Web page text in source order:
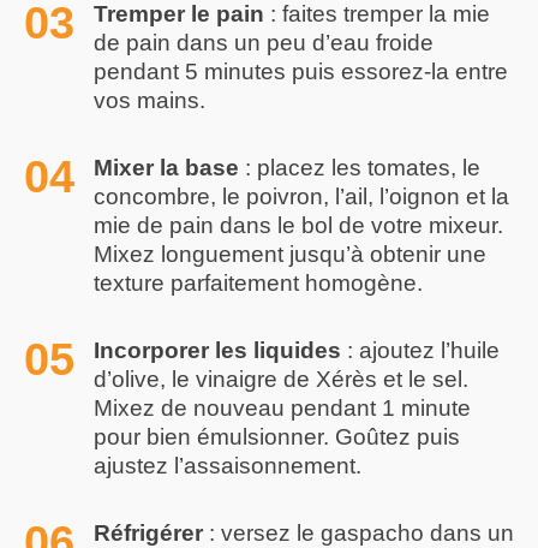
Tremper le pain : faites tremper la mie
de pain dans un peu d’eau froide
pendant 5 minutes puis essorez-la entre
vos mains.
Mixer la base : placez les tomates, le
concombre, le poivron, l’ail, l’oignon et la
mie de pain dans le bol de votre mixeur.
Mixez longuement jusqu’à obtenir une
texture parfaitement homogène.
Incorporer les liquides : ajoutez l’huile
d’olive, le vinaigre de Xérès et le sel.
Mixez de nouveau pendant 1 minute
pour bien émulsionner. Goûtez puis
ajustez l’assaisonnement.
Réfrigérer : versez le gaspacho dans un